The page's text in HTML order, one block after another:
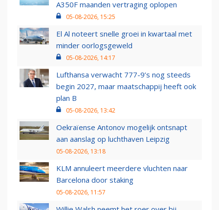
A350F maanden vertraging oplopen
05-08-2026, 15:25
El Al noteert snelle groei in kwartaal met
minder oorlogsgeweld
05-08-2026, 14:17
Lufthansa verwacht 777-9’s nog steeds
begin 2027, maar maatschappij heeft ook
plan B
05-08-2026, 13:42
Oekraïense Antonov mogelijk ontsnapt
aan aanslag op luchthaven Leipzig
05-08-2026, 13:18
KLM annuleert meerdere vluchten naar
Barcelona door staking
05-08-2026, 11:57